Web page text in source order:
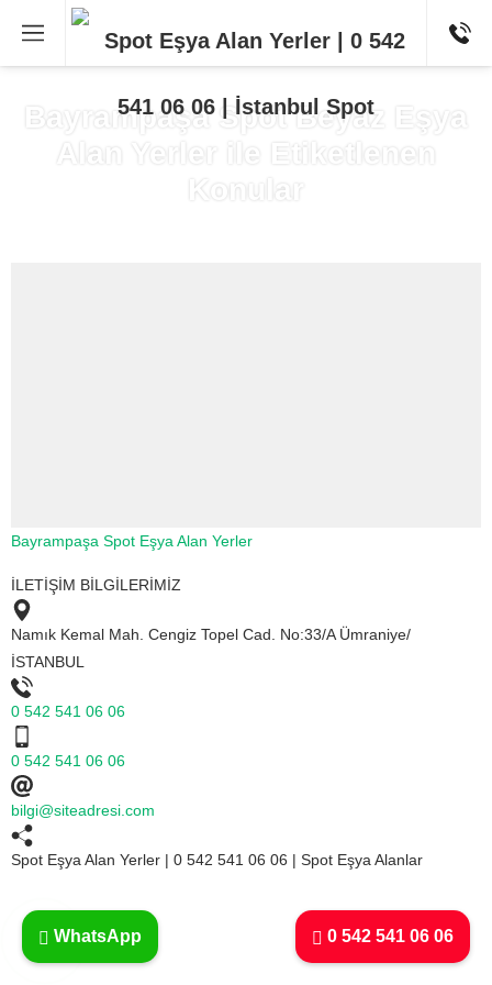
Bayrampaşa Spot Beyaz Eşya
Alan Yerler ile Etiketlenen
Konular
Bayrampaşa Spot Eşya Alan Yerler
İLETİŞİM BİLGİLERİMİZ
Namık Kemal Mah. Cengiz Topel Cad. No:33/A Ümraniye/
İSTANBUL
0 542 541 06 06
0 542 541 06 06
bilgi@siteadresi.com
Spot Eşya Alan Yerler | 0 542 541 06 06 | Spot Eşya Alanlar
0 542 541 06 06
WhatsApp